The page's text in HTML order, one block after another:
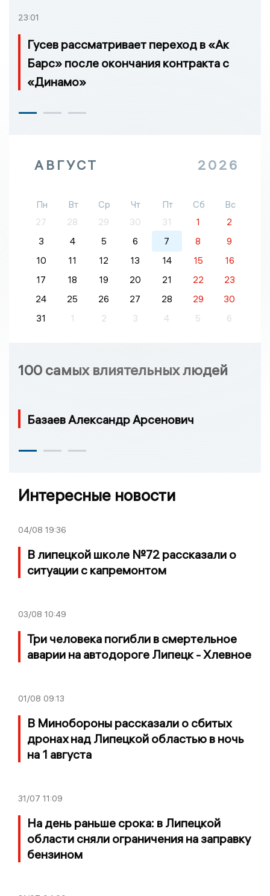
23:01
Гусев рассматривает переход в «Ак
Барс» после окончания контракта с
«Динамо»
АВГУСТ 2026
Пн Вт Ср Чт Пт Сб
Вс
27
28 29 30 31 1
2
3
4 5 6 7 8
9
10
11 12 13 14 15
16
17
18 19 20 21 22
23
24
25 26 27 28 29
30
31
1 2 3 4 5 6
100 самых влиятельных людей
Базаев Александр Арсенович
Интересные новости
04/08 19:36
В липецкой школе №72 рассказали о
ситуации с капремонтом
03/08 10:49
Три человека погибли в смертельное
аварии на автодороге Липецк - Хлевное
01/08 09:13
В Минобороны рассказали о сбитых
дронах над Липецкой областью в ночь
на 1 августа
31/07 11:09
На день раньше срока: в Липецкой
области сняли ограничения на заправку
бензином